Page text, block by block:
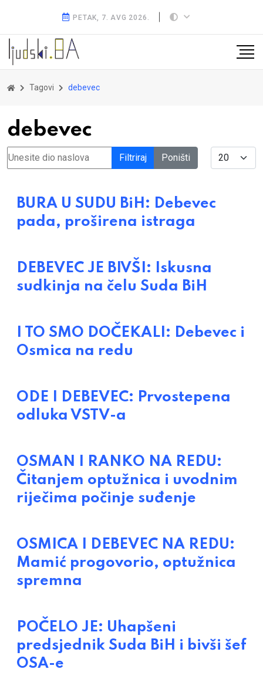
PETAK, 7. AVG 2026.
Tagovi debevec
debevec
Unesite dio naslova Filtriraj Poništi Display #
BURA U SUDU BiH: Debevec
pada, proširena istraga
DEBEVEC JE BIVŠI: Iskusna
sudkinja na čelu Suda BiH
I TO SMO DOČEKALI: Debevec i
Osmica na redu
ODE I DEBEVEC: Prvostepena
odluka VSTV-a
OSMAN I RANKO NA REDU:
Čitanjem optužnica i uvodnim
riječima počinje suđenje
OSMICA I DEBEVEC NA REDU:
Mamić progovorio, optužnica
spremna
POČELO JE: Uhapšeni
predsjednik Suda BiH i bivši šef
OSA-e